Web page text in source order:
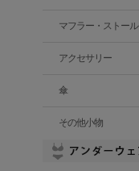
マフラー・ストール
アクセサリー
傘
その他小物